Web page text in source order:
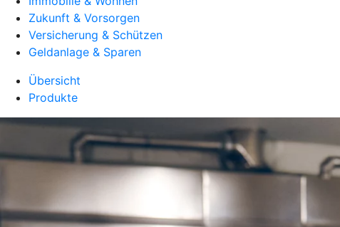
Zukunft & Vorsorgen
Versicherung & Schützen
Geldanlage & Sparen
Übersicht
Produkte